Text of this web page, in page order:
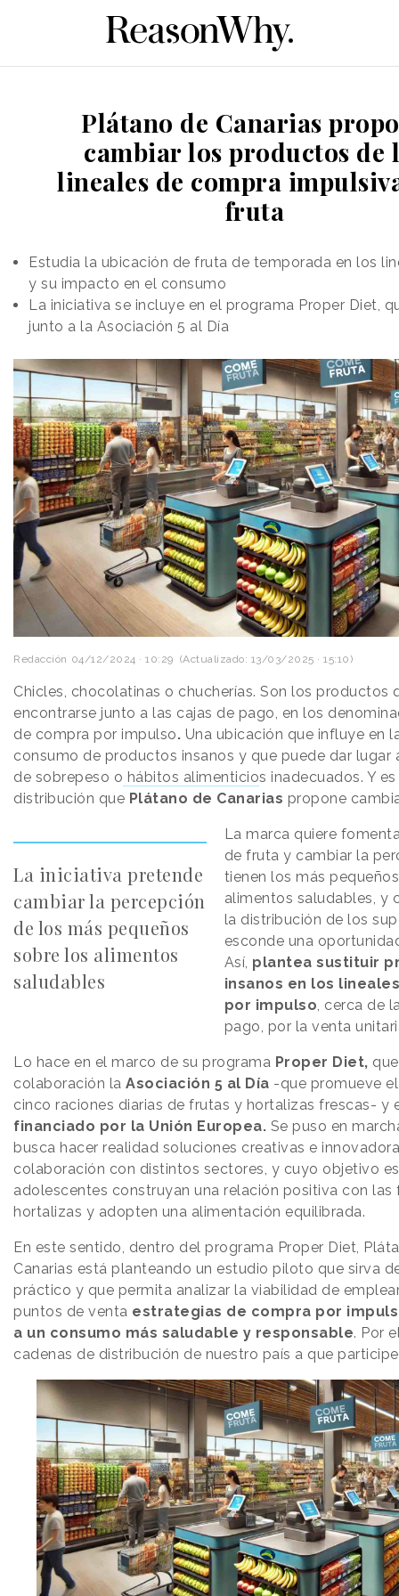
Plátano de Canarias
cambiar los productos de
lineales de compra
fruta
Estudia la ubicación de fruta de temporada en los
y su impacto en el consumo
La iniciativa se incluye en el programa Proper Diet,
junto a la Asociación 5 al Día
Redacción 04/12/2024 · 10:29 (Actualizado: 13/03/2025 · 15:10)
Chicles, chocolatinas o chucherías. Son los productos
encontrarse junto a las cajas de pago, en los
de compra por impulso. Una ubicación que influye en
consumo de productos insanos y que puede dar lugar
de sobrepeso o hábitos alimenticios inadecuados. Y es
distribución que Plátano de Canarias propone
La iniciativa pretende
cambiar la percepción
de los más pequeños
sobre los alimentos
saludables
La marca quiere
de fruta y cambiar la
tienen los más
alimentos saludables, y
la distribución de los
esconde una
Así, plantea sustituir
insanos en los
por impulso, cerca de
pago, por la venta
Lo hace en el marco de su programa Proper Diet,
colaboración la Asociación 5 al Día -que promueve
cinco raciones diarias de frutas y hortalizas frescas- y
financiado por la Unión Europea. Se puso en
busca hacer realidad soluciones creativas e
colaboración con distintos sectores, y cuyo objetivo
adolescentes construyan una relación positiva con las
hortalizas y adopten una alimentación equilibrada.
En este sentido, dentro del programa Proper Diet,
Canarias está planteando un estudio piloto que sirva
práctico y que permita analizar la viabilidad de
puntos de venta estrategias de compra por
a un consumo más saludable y responsable. Por
cadenas de distribución de nuestro país a que